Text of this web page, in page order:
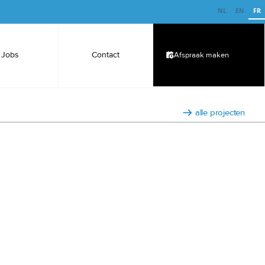
NL EN FR
Jobs Contact Afspraak maken
alle projecten